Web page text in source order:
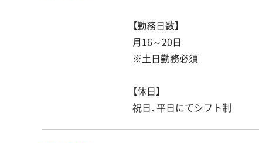
【勤務日数】
月16～20日
※土日勤務必須
【休日】
祝日、平日にてシフト制